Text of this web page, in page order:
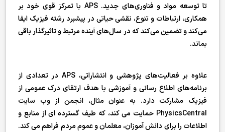
تا توسعه مواد و فناوری‌های جدید. APS با تمرکز قوی خود بر
همکاری، ارتباطات و تنوع، نقشی حیاتی در پیشبرد رشته فیزیک ایفا
می‌کند و تضمین می‌کند که در سال‌های آینده مرتبط و تاثیرگذار باقی
بماند.
علاوه بر فعالیت‌های پژوهشی و انتشاراتی، APS در تعدادی از
برنامه‌های اطلاع رسانی و آموزشی با هدف ارتقای درک عمومی از
فیزیک مشارکت دارد. به عنوان مثال، انجمن از وب سایت
PhysicsCentral حمایت می کند، که طیف گسترده ای از منابع و
اطلاعات را برای دانش آموزان، معلمان و عموم مردم فراهم می کند.